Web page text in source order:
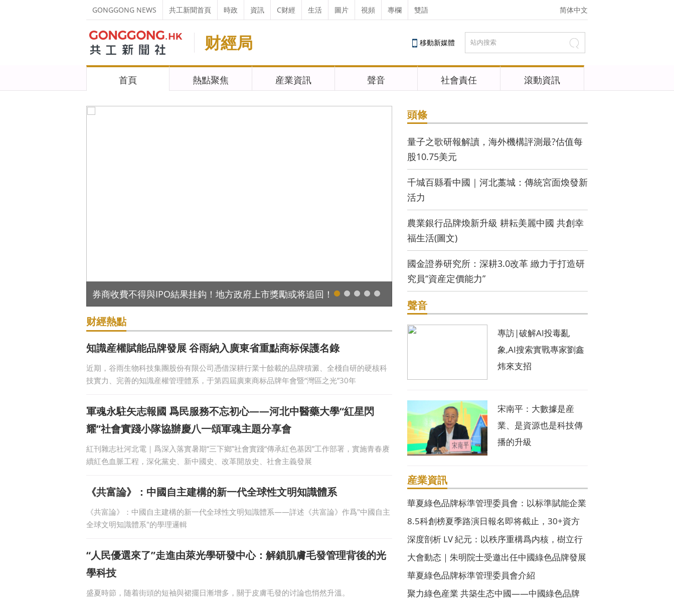
GONGGONG NEWS 共工新聞首頁 時政 資訊 C财經 生活 圖片 視頻 專欄 雙語 简体中文
财經局 移動新媒體
首頁 熱點聚焦 産業資訊 聲音 社會責任 滾動資訊
搜狐與華爲達成鴻蒙全面合作，引領新聞、視頻應用新體驗 落馬女縣長被“雙開”：計劃外生育、夥同他人非法收受巨額财物
财經熱點
知識産權賦能品牌發展 谷雨納入廣東省重點商标保護名錄
近期，谷雨生物科技集團股份有限公司憑借深耕行業十餘載的品牌積澱、全棧自研的硬核科
技實力、完善的知識産權管理體系，于第四屆廣東商标品牌年會暨“灣區之光”30年
軍魂永駐矢志報國 爲民服務不忘初心——河北中醫藥大學“紅星閃
耀”社會實踐小隊協辦慶八一頌軍魂主題分享會
紅刊雜志社河北電｜爲深入落實暑期“三下鄉”社會實踐“傳承紅色基因”工作部署，實施青春赓
續紅色血脈工程，深化黨史、新中國史、改革開放史、社會主義發展
《共富論》：中國自主建構的新一代全球性文明知識體系
《共富論》：中國自主建構的新一代全球性文明知識體系——詳述《共富論》作爲"中國自主
全球文明知識體系"的學理邏輯
“人民優選來了”走進由萊光學研發中心：解鎖肌膚毛發管理背後的光
學科技
盛夏時節，随着街頭的短袖與裙擺日漸增多，關于皮膚毛發的讨論也悄然升溫。
頭條
量子之歌研報解讀，海外機構評測最?估值每
股10.75美元
千城百縣看中國｜河北藁城：傳統宮面煥發新
活力
農業銀行品牌煥新升級 耕耘美麗中國 共創幸
福生活(圖文)
國金證券研究所：深耕3.0改革 緻力于打造研
究員“資産定價能力”
聲音
專訪|破解AI投毒亂
象,AI搜索實戰專家劉鑫
炜來支招
宋南平：大數據是産
業、是資源也是科技傳
播的升級
産業資訊
華夏綠色品牌标準管理委員會：以标準賦能企業
綠色品牌高質量發展
8.5科創榜夏季路演日報名即将截止，30+資方
現場直投！
深度剖析 LV 紀元：以秩序重構爲内核，樹立行
業長期價值發展新标杆
大會動态｜朱明院士受邀出任中國綠色品牌發展
大會主席團主席
華夏綠色品牌标準管理委員會介紹
聚力綠色産業 共築生态中國——中國綠色品牌